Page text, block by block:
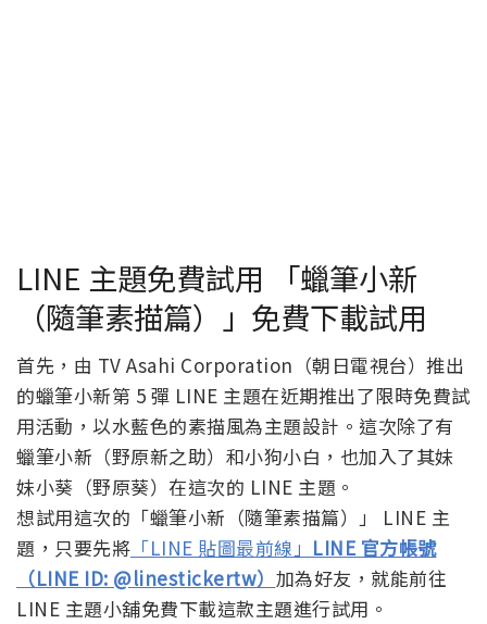
LINE 主題免費試用 「蠟筆小新
（隨筆素描篇）」免費下載試用
首先，由 TV Asahi Corporation（朝日電視台）推出
的蠟筆小新第 5 彈 LINE 主題在近期推出了限時免費試
用活動，以水藍色的素描風為主題設計。這次除了有
蠟筆小新（野原新之助）和小狗小白，也加入了其妹
妹小葵（野原葵）在這次的 LINE 主題。
想試用這次的「蠟筆小新（隨筆素描篇）」 LINE 主
題，只要先將 「LINE 貼圖最前線」 LINE 官方帳號
（LINE ID: @linestickertw） 加為好友，就能前往
LINE 主題小舖免費下載這款主題進行試用。